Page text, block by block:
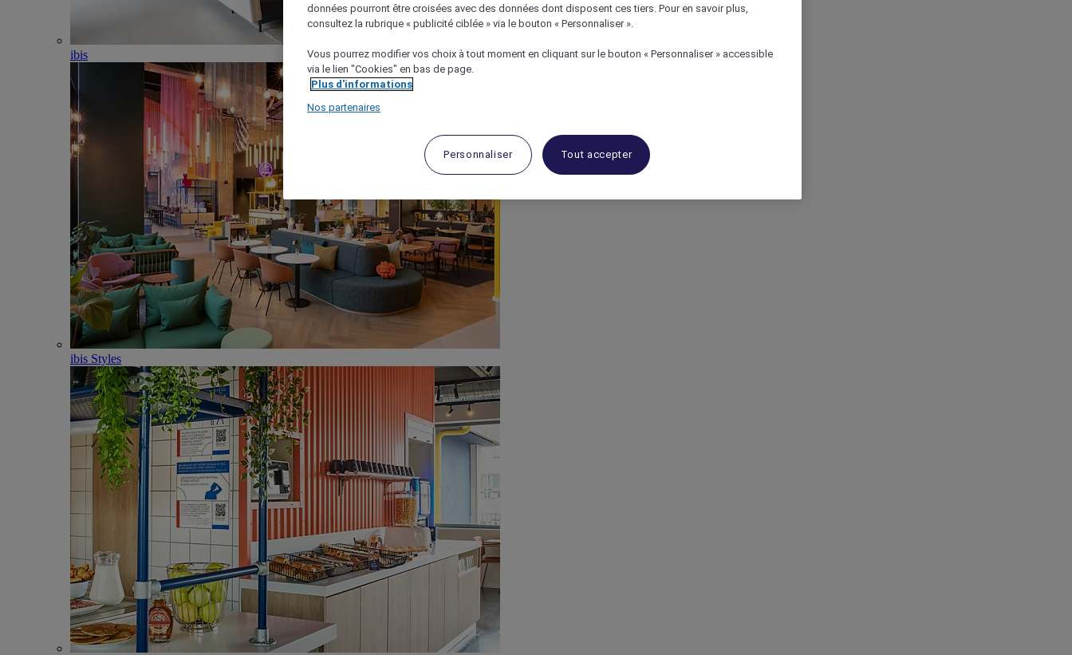
ibis
ibis Styles
données pourront être croisées avec des données dont disposent ces tiers. Pour en savoir plus,
consultez la rubrique « publicité ciblée » via le bouton « Personnaliser ».
Vous pourrez modifier vos choix à tout moment en cliquant sur le bouton « Personnaliser » accessible
via le lien "Cookies" en bas de page.
Plus d'informations
Nos partenaires
Personnaliser Tout accepter